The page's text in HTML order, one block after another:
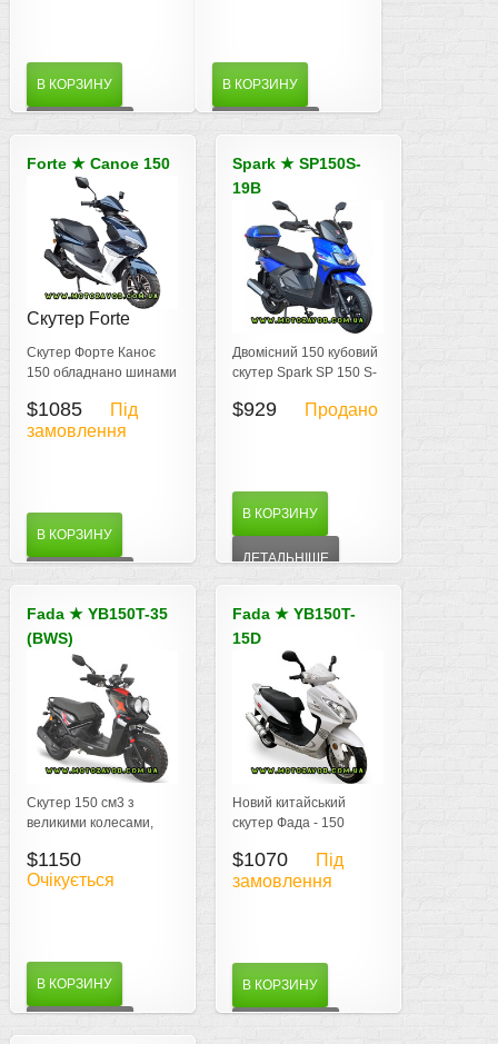
В КОРЗИНУ В КОРЗИНУ
Forte★ Canoe 150
Скутер Forte
Canoe 150
Скутер Форте Каноє
150 обладнано шинами
протектором
потужність 8,5 к.с.
$1085
Під
замовлення
В КОРЗИНУ
Spark★ SP150S-
19B
Скутер Спарк
SP150S-19B
Двомісний 150 кубовий
скутер Spark SP 150 S-
протектором гуми - для
$929 Продано
В КОРЗИНУ
ДЕТАЛЬНІШЕ
Fada★ YB150T-35
(BWS)
Скутер Fada
YB150T-35 (BWS)
Скутер 150 см3 з
великими колесами,
Фада
$1150
Очікується
В КОРЗИНУ
Fada★ YB150T-
15D
Скутер Fada
YB150T-15D
Новий китайський
скутер Фада - 150
11 продаж, гарантія
доставка по Україні
$1070
Під
замовлення
В КОРЗИНУ